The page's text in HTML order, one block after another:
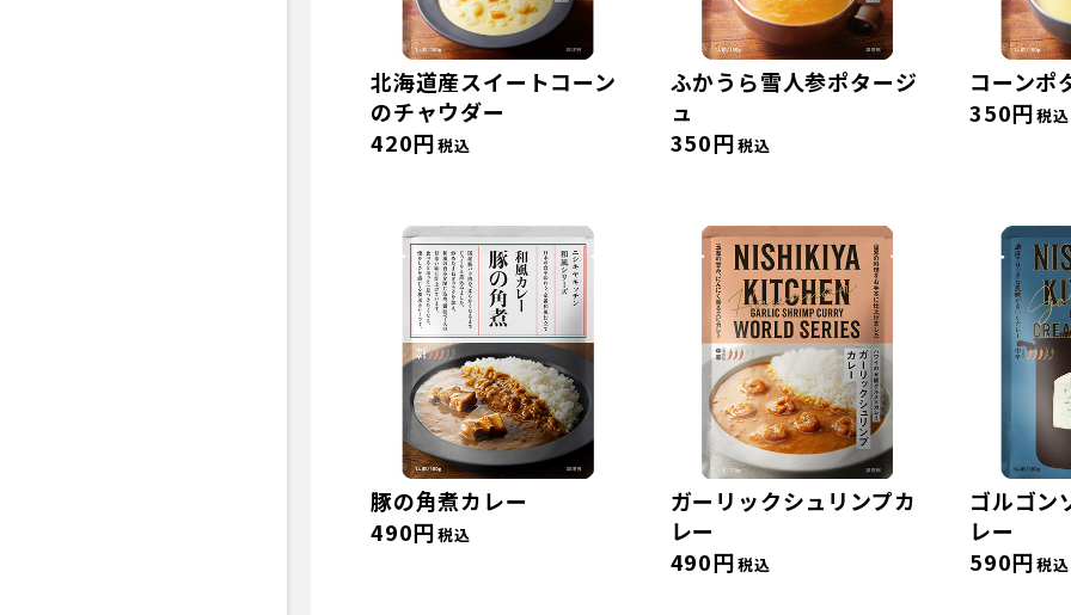
北海道産スイートコーン
のチャウダー
420円税込
ふかうら雪人参ポタージ
ュ
350円税込
コーンポ
350円税込
豚の角煮カレー
490円税込
ガーリックシュリンプカ
レー
490円税込
ゴルゴン
レー
590円税込